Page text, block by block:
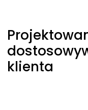
klienta